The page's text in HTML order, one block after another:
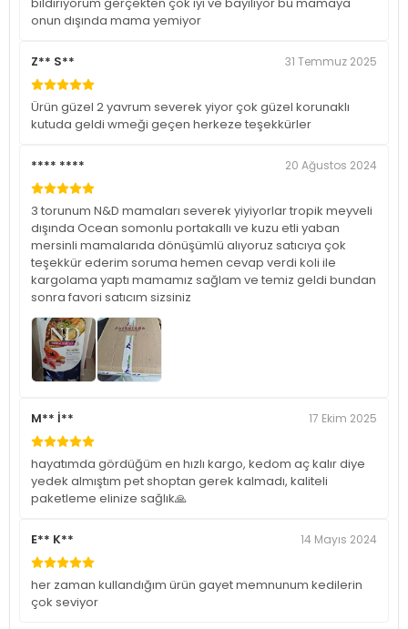
onun dışında mama yemiyor
Z** S** 31 Temmuz 2025
Ürün güzel 2 yavrum severek yiyor çok güzel korunaklı
kutuda geldi wmeği geçen herkeze teşekkürler
**** **** 20 Ağustos 2024
3 torunum N&D mamaları severek yiyiyorlar tropik meyveli
dışında Ocean somonlu portakallı ve kuzu etli yaban
mersinli mamalarıda dönüşümlü alıyoruz satıcıya çok
teşekkür ederim soruma hemen cevap verdi koli ile
kargolama yaptı mamamız sağlam ve temiz geldi bundan
sonra favori satıcım sizsiniz
M** İ** 17 Ekim 2025
hayatımda gördüğüm en hızlı kargo, kedom aç kalır diye
yedek almıştım pet shoptan gerek kalmadı, kaliteli
paketleme elinize sağlık🙏
E** K** 14 Mayıs 2024
her zaman kullandığım ürün gayet memnunum kedilerin
çok seviyor